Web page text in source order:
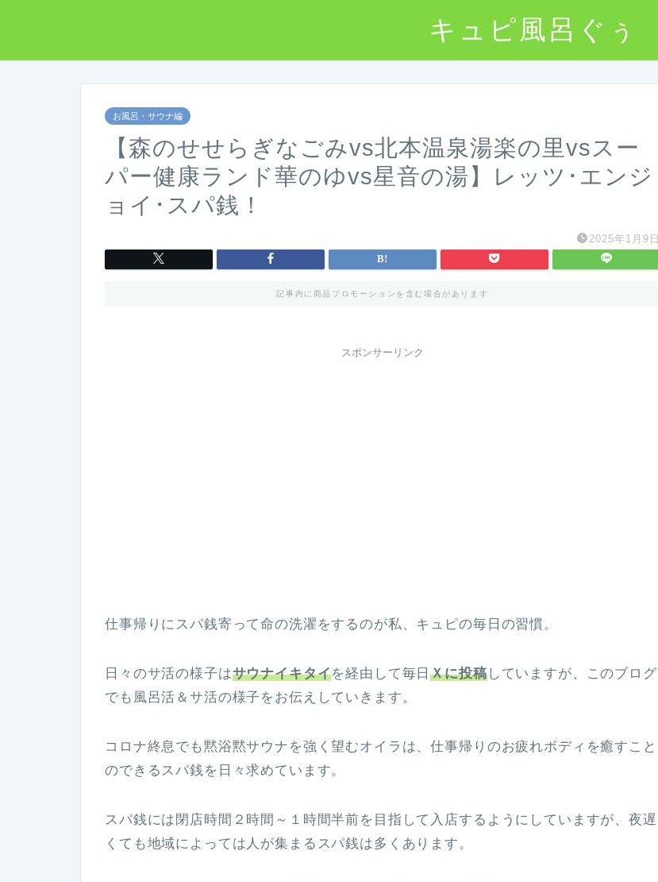
キュピ風呂ぐぅ
お風呂・サウナ編
【森のせせらぎなごみvs北本温泉湯楽の里vsスー
パー健康ランド華のゆvs星音の湯】レッツ･エンジ
ョイ･スパ銭！
2025年1月9日
記事内に商品プロモーションを含む場合があります
スポンサーリンク
仕事帰りにスパ銭寄って命の洗濯をするのが私、キュピの毎日の習慣。
日々のサ活の様子はサウナイキタイを経由して毎日Ｘに投稿していますが、このブログ
でも風呂活＆サ活の様子をお伝えしていきます。
コロナ終息でも黙浴黙サウナを強く望むオイラは、仕事帰りのお疲れボディを癒すこと
のできるスパ銭を日々求めています。
スパ銭には閉店時間２時間～１時間半前を目指して入店するようにしていますが、夜遅
くても地域によっては人が集まるスパ銭は多くあります。